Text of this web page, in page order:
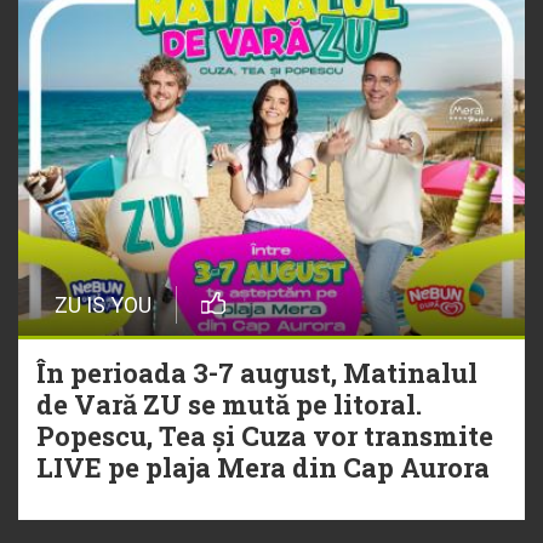
ZU IS YOU
În perioada 3-7 august, Matinalul
de Vară ZU se mută pe litoral.
Popescu, Tea și Cuza vor transmite
LIVE pe plaja Mera din Cap Aurora